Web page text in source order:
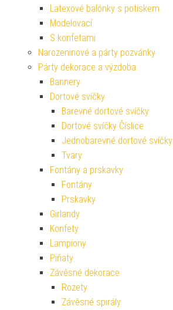
Latexové balónky s potiskem
Modelovací
S konfetami
Narozeninové a párty pozvánky
Párty dekorace a výzdoba
Bannery
Dortové svíčky
Barevné dortové svíčky
Dortové svíčky Číslice
Jednobarevné dortové svíčky
Tvary
Fontány a prskavky
Fontány
Prskavky
Girlandy
Konfety
Lampiony
Piňaty
Závěsné dekorace
Rozety
Závěsné spirály